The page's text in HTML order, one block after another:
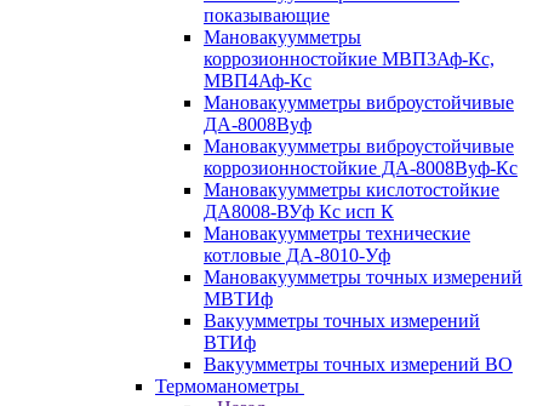
показывающие
Мановакуумметры
коррозионностойкие МВП3Аф-Кс,
МВП4Аф-Кс
Мановакуумметры виброустойчивые
ДА-8008Вуф
Мановакуумметры виброустойчивые
коррозионностойкие ДА-8008Вуф-Кс
Мановакуумметры кислотостойкие
ДА8008-ВУф Кс исп К
Мановакуумметры технические
котловые ДА-8010-Уф
Мановакуумметры точных измерений
МВТИф
Вакуумметры точных измерений
ВТИф
Вакуумметры точных измерений ВО
Термоманометры